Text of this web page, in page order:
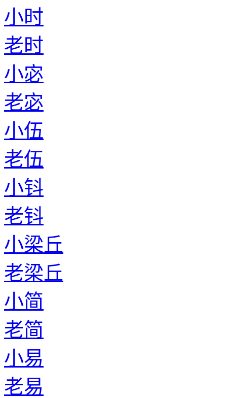
小时
老时
小宓
老宓
小伍
老伍
小钭
老钭
小梁丘
老梁丘
小简
老简
小易
老易